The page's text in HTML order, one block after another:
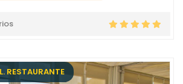
RESTAURANTE